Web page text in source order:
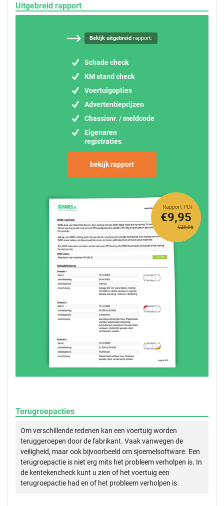
Uitgebreid rapport
Bekijk uitgebreidrapport:
Schade check
KM stand check
Voertuigopties
Advertentieprijzen
Chassisnr. / meldcode
Eigenaren
registraties
bekijk rapport
Rapport PDF
€29,95
€9,95
Terugroepacties
Om verschillende redenen kan een voertuig worden
teruggeroepen door de fabrikant. Vaak vanwegen de
veiligheid, maar ook bijvoorbeeld om sjoemelsoftware. Een
terugroepactie is niet erg mits het probleem verholpen is. In
de kentekencheck kunt u zien of het voertuig een
terugroepactie had en of het probleem verholpen is.